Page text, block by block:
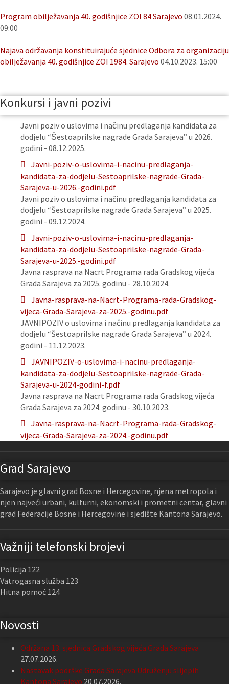
Program obilježavanja 40. godišnjice ZOI 84 Sarajevo 08.01.2024.
09:00
Najava održavanja konstituirajuće sjednice Odbora za organizaciju
obilježavanja 40. godišnjice ZOI 1984. Sarajevo 04.10.2023. 15:00
Konkursi i javni pozivi
Javni poziv o uslovima i načinu predlaganja kandidata za
dodjelu “Šestoaprilske nagrade Grada Sarajeva” u 2026.
godini - 08.12.2025.
Javni-poziv-o-uslovima-i-nacinu-predlaganja-
kandidata-za-dodjelu-Sestoaprilske-nagrade-Grada-
Sarajeva-u-2026.-godini.pdf
Javni poziv o uslovima i načinu predlaganja kandidata za
dodjelu “Šestoaprilske nagrade Grada Sarajeva” u 2025.
godini - 09.12.2024.
Javni-poziv-o-uslovima-i-nacinu-predlaganja-
kandidata-za-dodjelu-Sestoaprilske-nagrade-Grada-
Sarajeva-u-2025.-godini.pdf
Javna rasprava na Nacrt Programa rada Gradskog vijeća
Grada Sarajeva za 2025. godinu - 28.10.2024.
Javna-rasprava-na-Nacrt-Programa-rada-Gradskog-
vijeca-Grada-Sarajeva-za-2025.-godinu.pdf
JAVNIPOZIV o uslovima i načinu predlaganja kandidata za
dodjelu “Šestoaprilske nagrade Grada Sarajeva” u 2024.
godini - 11.12.2023.
JAVNIPOZIV-o-uslovima-i-nacinu-predlaganja-
kandidata-za-dodjelu-Sestoaprilske-nagrade-Grada-
Sarajeva-u-2024-godini-f.pdf
Javna rasprava na Nacrt Programa rada Gradskog vijeća
Grada Sarajeva za 2024. godinu - 30.10.2023.
Javna-rasprava-na-Nacrt-Programa-rada-Gradskog-
vijeca-Grada-Sarajeva-za-2024.-godinu.pdf
Grad Sarajevo
Sarajevo je glavni grad Bosne i Hercegovine, njena metropola i
njen najveći urbani, kulturni, ekonomski i prometni centar, glavni
grad Federacije Bosne i Hercegovine i sjedište Kantona Sarajevo.
Važniji telefonski brojevi
Policija 122
Vatrogasna služba 123
Hitna pomoć 124
Novosti
Održana 13. sjednica Gradskog vijeća Grada Sarajeva
27.07.2026.
Nastavak podrške Grada Sarajeva Udruženju slijepih
Kantona Sarajevo 20.07.2026.